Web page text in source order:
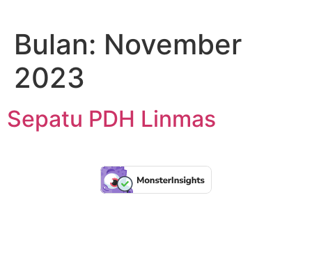
konten
Bulan: November
2023
Sepatu PDH Linmas